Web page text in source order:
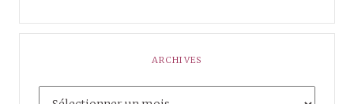
ARCHIVES